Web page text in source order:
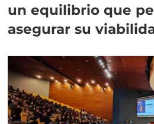
un equilibrio que
asegurar su